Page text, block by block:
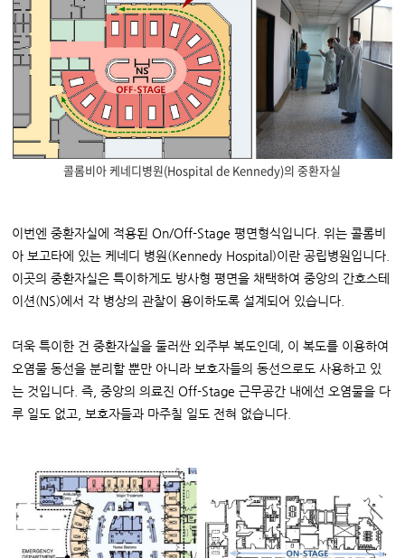
콜롬비아 케네디병원(Hospital de Kennedy)의 중환자실
이번엔 중환자실에 적용된 On/Off-Stage 평면형식입니다. 위는 콜롬비
아 보고타에 있는 케네디 병원(Kennedy Hospital)이란 공립병원입니다.
이곳의 중환자실은 특이하게도 방사형 평면을 채택하여 중앙의 간호스테
이션(NS)에서 각 병상의 관찰이 용이하도록 설계되어 있습니다.
더욱 특이한 건 중환자실을 둘러싼 외주부 복도인데, 이 복도를 이용하여
오염물 동선을 분리할 뿐만 아니라 보호자들의 동선으로도 사용하고 있
는 것입니다. 즉, 중앙의 의료진 Off-Stage 근무공간 내에선 오염물을 다
루 일도 없고, 보호자들과 마주칠 일도 전혀 없습니다.